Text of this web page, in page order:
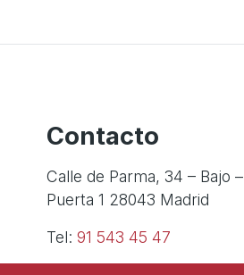
Contacto
Calle de Parma, 34 – Bajo –
Puerta 1 28043 Madrid
Tel: 91 543 45 47